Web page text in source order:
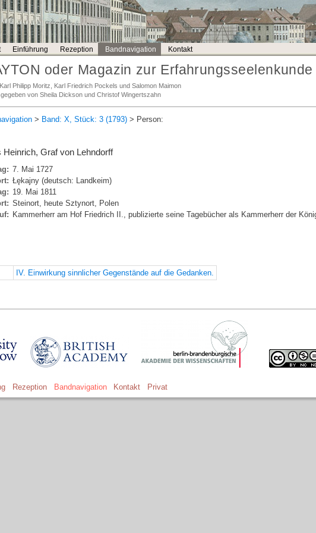
Einführung Rezeption Bandnavigation Kontakt
oder Magazin zur Erfahrungsseelenkunde
Philipp Moritz, Karl Friedrich Pockels und Salomon Maimon
von Sheila Dickson und Christof Wingertszahn
> Band: X, Stück: 3 (1793) > Person:
Heinrich, Graf von Lehndorff
7. Mai 1727
Łękajny (deutsch: Landkeim)
19. Mai 1811
Steinort, heute Sztynort, Polen
Kammerherr am Hof Friedrich II., publizierte seine Tagebücher als Kammerherr der
IV. Einwirkung sinnlicher Gegenstände auf die Gedanken.
Rezeption Bandnavigation Kontakt Privat